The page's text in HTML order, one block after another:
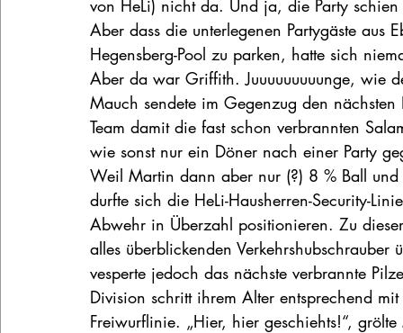
von HeLi) nicht da. Und ja, die Party
Aber dass die unterlegenen Partygäste
Hegensberg-Pool zu parken, hatte sich
Aber da war Griffith. Juuuuuuuuunge, wie
Mauch sendete im Gegenzug den
Team damit die fast schon verbrannten
wie sonst nur ein Döner nach einer Party
Weil Martin dann aber nur (?) 8 % Ball
durfte sich die HeLi-Hausherren-Security-
Abwehr in Überzahl positionieren. Zu
alles überblickenden
vesperte jedoch das nächste verbrannte
Division schritt ihrem Alter entsprechend
Freiwurflinie. „Hier, hier geschiehts!“,